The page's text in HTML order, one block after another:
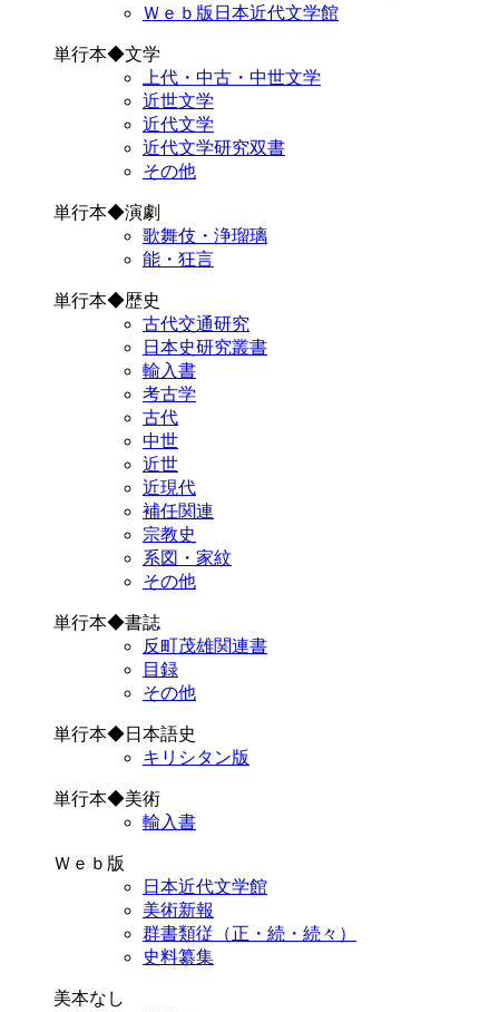
Ｗｅｂ版日本近代文学館
単行本◆文学
上代・中古・中世文学
近世文学
近代文学
近代文学研究双書
その他
単行本◆演劇
歌舞伎・浄瑠璃
能・狂言
単行本◆歴史
古代交通研究
日本史研究叢書
輸入書
考古学
古代
中世
近世
近現代
補任関連
宗教史
系図・家紋
その他
単行本◆書誌
反町茂雄関連書
目録
その他
単行本◆日本語史
キリシタン版
単行本◆美術
輸入書
Ｗｅｂ版
日本近代文学館
美術新報
群書類従（正・続・続々）
史料纂集
美本なし